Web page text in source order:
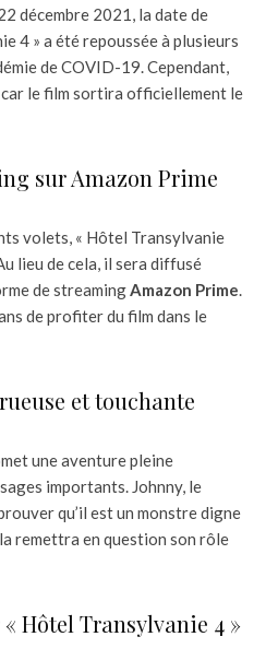
décembre 2021, la date de
4 » a été repoussée à plusieurs
de COVID-19. Cependant,
le film sortira officiellement le
sur Amazon Prime
volets, « Hôtel Transylvanie
lieu de cela, il sera diffusé
de streamingAmazon Prime.
de profiter du film dans le
et touchante
une aventure pleine
importants. Johnny, le
qu’il est un monstre digne
remettra en question son rôle
Hôtel Transylvanie 4 »